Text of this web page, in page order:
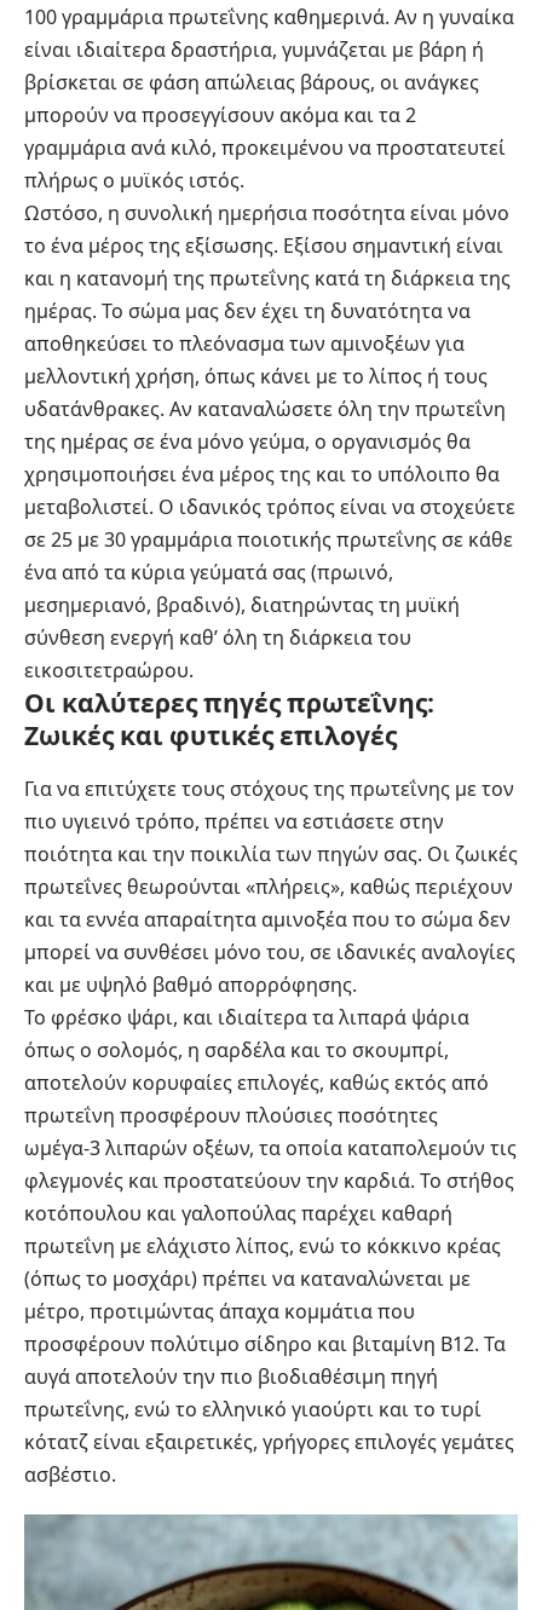
100 γραμμάρια πρωτεΐνης καθημερινά. Αν η γυναίκα
είναι ιδιαίτερα δραστήρια, γυμνάζεται με βάρη ή
βρίσκεται σε φάση απώλειας βάρους, οι ανάγκες
μπορούν να προσεγγίσουν ακόμα και τα 2
γραμμάρια ανά κιλό, προκειμένου να προστατευτεί
πλήρως ο μυϊκός ιστός.
Ωστόσο, η συνολική ημερήσια ποσότητα είναι μόνο
το ένα μέρος της εξίσωσης. Εξίσου σημαντική είναι
και η κατανομή της πρωτεΐνης κατά τη διάρκεια της
ημέρας. Το σώμα μας δεν έχει τη δυνατότητα να
αποθηκεύσει το πλεόνασμα των αμινοξέων για
μελλοντική χρήση, όπως κάνει με το λίπος ή τους
υδατάνθρακες. Αν καταναλώσετε όλη την πρωτεΐνη
της ημέρας σε ένα μόνο γεύμα, ο οργανισμός θα
χρησιμοποιήσει ένα μέρος της και το υπόλοιπο θα
μεταβολιστεί. Ο ιδανικός τρόπος είναι να στοχεύετε
σε 25 με 30 γραμμάρια ποιοτικής πρωτεΐνης σε κάθε
ένα από τα κύρια γεύματά σας (πρωινό,
μεσημεριανό, βραδινό), διατηρώντας τη μυϊκή
σύνθεση ενεργή καθ’ όλη τη διάρκεια του
εικοσιτετραώρου.
Οι καλύτερες πηγές πρωτεΐνης:
Ζωικές και φυτικές επιλογές
Για να επιτύχετε τους στόχους της πρωτεΐνης με τον
πιο υγιεινό τρόπο, πρέπει να εστιάσετε στην
ποιότητα και την ποικιλία των πηγών σας. Οι ζωικές
πρωτεΐνες θεωρούνται «πλήρεις», καθώς περιέχουν
και τα εννέα απαραίτητα αμινοξέα που το σώμα δεν
μπορεί να συνθέσει μόνο του, σε ιδανικές αναλογίες
και με υψηλό βαθμό απορρόφησης.
Το φρέσκο ψάρι, και ιδιαίτερα τα λιπαρά ψάρια
όπως ο σολομός, η σαρδέλα και το σκουμπρί,
αποτελούν κορυφαίες επιλογές, καθώς εκτός από
πρωτεΐνη προσφέρουν πλούσιες ποσότητες
ωμέγα-3 λιπαρών οξέων, τα οποία καταπολεμούν τις
φλεγμονές και προστατεύουν την καρδιά. Το στήθος
κοτόπουλου και γαλοπούλας παρέχει καθαρή
πρωτεΐνη με ελάχιστο λίπος, ενώ το κόκκινο κρέας
(όπως το μοσχάρι) πρέπει να καταναλώνεται με
μέτρο, προτιμώντας άπαχα κομμάτια που
προσφέρουν πολύτιμο σίδηρο και βιταμίνη B12. Τα
αυγά αποτελούν την πιο βιοδιαθέσιμη πηγή
πρωτεΐνης, ενώ το ελληνικό γιαούρτι και το τυρί
κότατζ είναι εξαιρετικές, γρήγορες επιλογές γεμάτες
ασβέστιο.